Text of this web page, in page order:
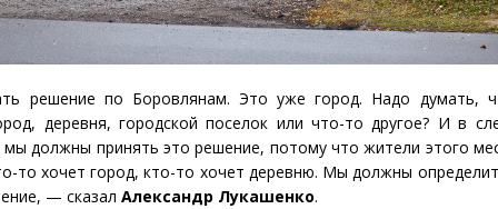
решение по Боровлянам. Это уже город. Надо думать,
деревня, городской поселок или что-то другое? И в
мы должны принять это решение, потому что жители этого
то хочет город, кто-то хочет деревню. Мы должны
— сказал Александр Лукашенко.